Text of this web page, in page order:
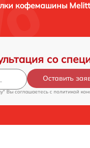
кофемашины
со
Оставить
Вы соглашаетесь c политикой